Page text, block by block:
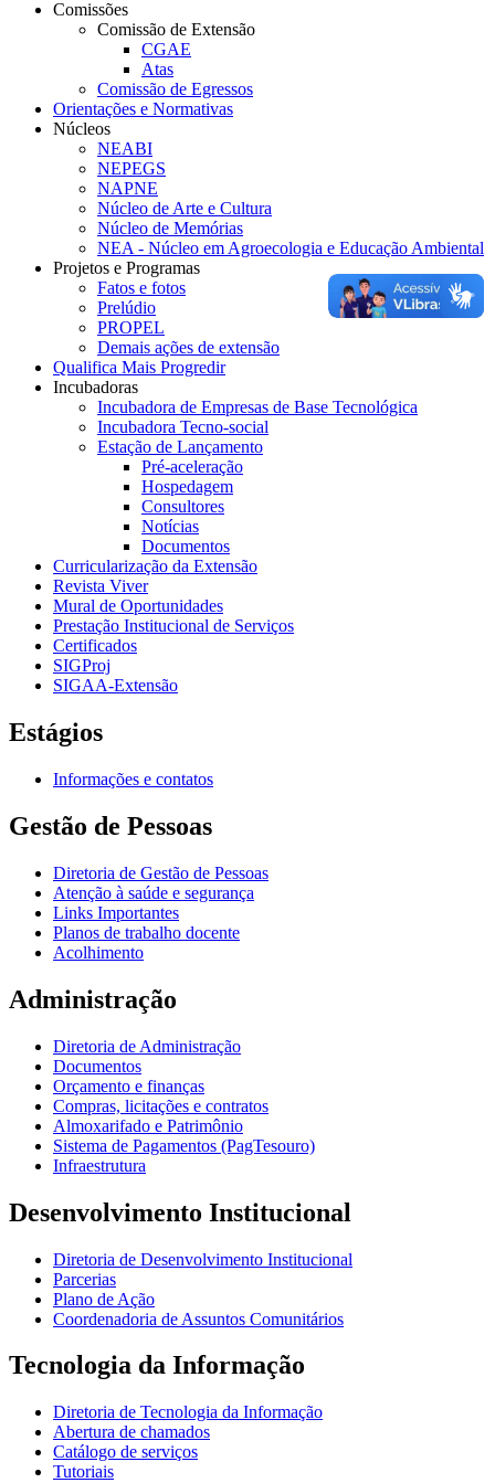
Comissões
Comissão de Extensão
CGAE
Atas
Comissão de Egressos
Orientações e Normativas
Núcleos
NEABI
NEPEGS
NAPNE
Núcleo de Arte e Cultura
Núcleo de Memórias
NEA - Núcleo em Agroecologia e Educação Ambiental
Projetos e Programas
Fatos e fotos
Prelúdio
PROPEL
Demais ações de extensão
Qualifica Mais Progredir
Incubadoras
Incubadora de Empresas de Base Tecnológica
Incubadora Tecno-social
Estação de Lançamento
Pré-aceleração
Hospedagem
Consultores
Notícias
Documentos
Curricularização da Extensão
Revista Viver
Mural de Oportunidades
Prestação Institucional de Serviços
Certificados
SIGProj
SIGAA-Extensão
Estágios
Informações e contatos
Gestão de Pessoas
Diretoria de Gestão de Pessoas
Atenção à saúde e segurança
Links Importantes
Planos de trabalho docente
Acolhimento
Administração
Diretoria de Administração
Documentos
Orçamento e finanças
Compras, licitações e contratos
Almoxarifado e Patrimônio
Sistema de Pagamentos (PagTesouro)
Infraestrutura
Desenvolvimento Institucional
Diretoria de Desenvolvimento Institucional
Parcerias
Plano de Ação
Coordenadoria de Assuntos Comunitários
Tecnologia da Informação
Diretoria de Tecnologia da Informação
Abertura de chamados
Catálogo de serviços
Tutoriais